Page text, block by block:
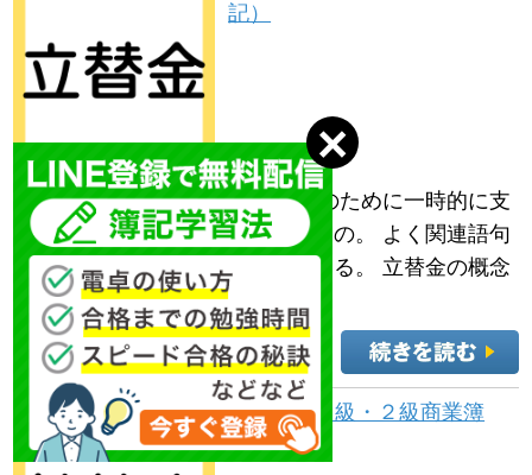
記）
立替金の定義 立替金とは、誰かのために一時的に支
払った代金で、後日精算されるもの。 よく関連語句
として「給料」がセットで出てくる。 立替金の概念
例：従業員の個人的な支出や……
前払金（３級・２級商業簿
記）